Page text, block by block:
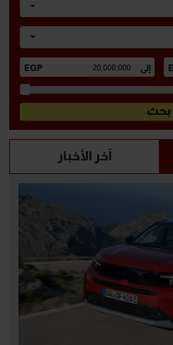
آخر الأخبار